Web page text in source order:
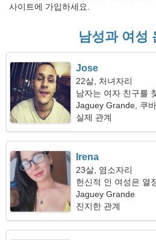
사이트에 가입하세요.
남성과 여성
Jose
22살, 처녀자리
남자는 여자 친구를
Jaguey Grande, 쿠바
실제 관계
Irena
23살, 염소자리
헌신적 인 여성은 열
Jaguey Grande
진지한 관계